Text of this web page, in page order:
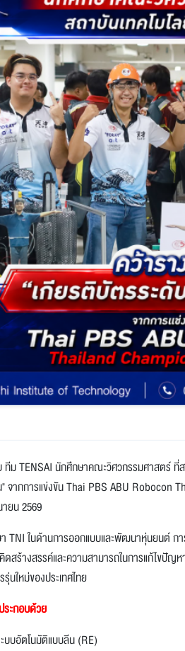
ม TENSAI นักศึกษาคณะวิศวกรรมศาสตร์ ที่ส
จากการแข่งขัน Thai PBS ABU Robocon
ยน 2569
า TNI ในด้านการออกแบบและพัฒนาหุ่นยนต์
ร้างสรรค์และความสามารถในการแก้ไขปัญห
นใหม่ของประเทศไทย
ประกอบด้วย
บอัตโนมัติแบบลีน (RE)